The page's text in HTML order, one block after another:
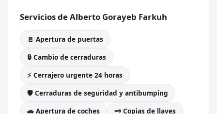
Servicios de Alberto Gorayeb Farkuh
🚪 Apertura de puertas
🔒 Cambio de cerraduras
⚡ Cerrajero urgente 24 horas
🛡️ Cerraduras de seguridad y antibumping
🚗 Apertura de coches
🗝️ Copias de llaves